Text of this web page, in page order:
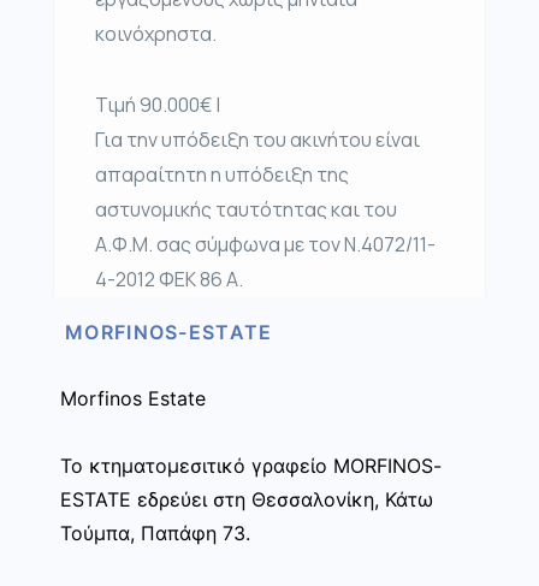
κοινόχρηστα.
Τιμή 90.000€ |
Για την υπόδειξη του ακινήτου είναι
απαραίτητη η υπόδειξη της
αστυνομικής ταυτότητας και του
Α.Φ.Μ. σας σύμφωνα με τον Ν.4072/11-
4-2012 ΦΕΚ 86 Α.
MORFINOS-ESTATE
Morfinos Estate
Το κτηματομεσιτικό γραφείο MORFINOS-
ESTATE εδρεύει στη Θεσσαλονίκη, Κάτω
Τούμπα, Παπάφη 73.